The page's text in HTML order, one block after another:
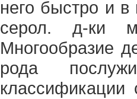
него быстро и
серол. д-ки
Многообразие
рода
классификации